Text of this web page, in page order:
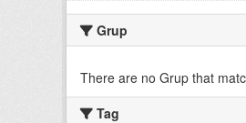
Grup
There are no Grup that
Tag